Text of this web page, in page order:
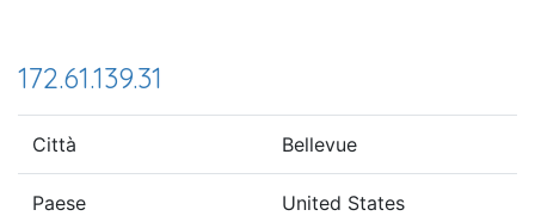
172.61.139.31
Città Bellevue
Paese United States